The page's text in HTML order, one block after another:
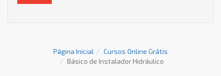
Página Inicial
Cursos Online Grátis
Básico de Instalador Hidráulico